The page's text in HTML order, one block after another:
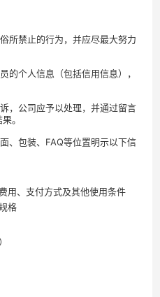
所禁止的行为，并应尽最大努力
个人信息（包括信用信息），
，公司应予以处理，并通过留言
。
、包装、FAQ等位置明示以下信
用、支付方式及其他使用条件
格